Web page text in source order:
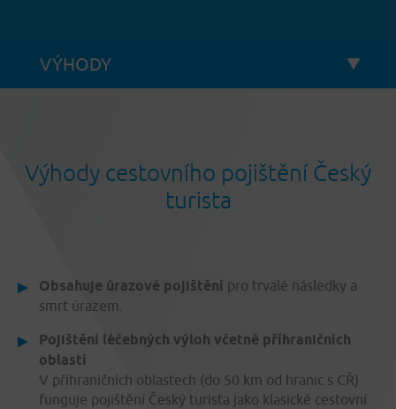
Výhody cestovního pojištění Český
turista
Obsahuje úrazové pojištění pro trvalé následky a
smrt úrazem.
Pojištění léčebných výloh včetně příhraničních
oblastí
V příhraničních oblastech (do 50 km od hranic s CŘ)
funguje pojištění Český turista jako klasické cestovní